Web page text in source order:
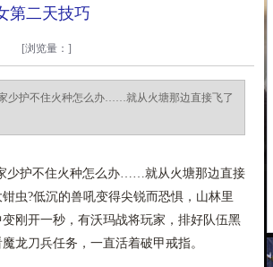
第二天技巧
[浏览量： ]
少护不住火种怎么办……就从火塘那边直接飞了
少护不住火种怎么办……就从火塘那边直接
虫?低沉的兽吼变得尖锐而恐惧，山林里
刚开一秒，有沃玛战将玩家，排好队伍黑
龙刀兵任务，一直活着破甲戒指。